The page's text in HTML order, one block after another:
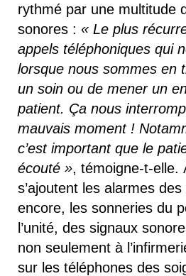
rythmé par une multitude
sonores : « Le plus
appels téléphoniques qui
lorsque nous sommes en
un soin ou de mener un
patient. Ça nous
mauvais moment !
c’est important que le
écouté », témoigne-t-elle.
s’ajoutent les alarmes
encore, les sonneries du
l’unité, des signaux
non seulement à
sur les téléphones des